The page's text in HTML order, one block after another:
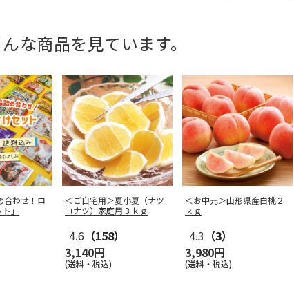
な商品を見ています。
合わせ！ロ
」
＜ご自宅用＞夏小夏（ナツ
コナツ）家庭用３ｋｇ
4.6 （158）
3,140円
(送料・税込)
＜お中元＞山形県産白桃２
ｋｇ
4.3 （3）
3,980円
(送料・税込)